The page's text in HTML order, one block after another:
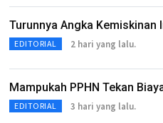
Turunnya Angka Kemiskinan
EDITORIAL 2 hari yang lalu.
Mampukah PPHN Tekan
EDITORIAL 3 hari yang lalu.